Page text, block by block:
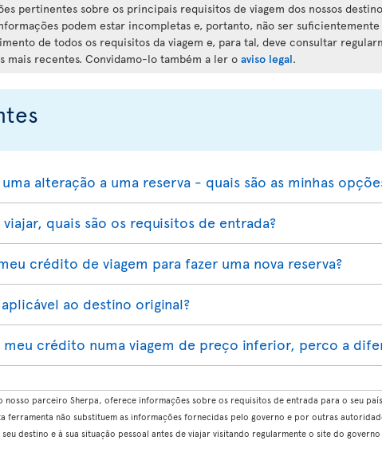
pertinentes sobre os principais requisitos de viagem dos nossos
podem estar incompletas e, portanto, não ser suficientemente
de todos os requisitos da viagem e, para tal, deve consultar
mais recentes. Convidamo-lo também a ler o aviso legal.
alteração a uma reserva - quais são as minhas
quais são os requisitos de entrada?
crédito de viagem para fazer uma nova reserva?
ao destino original?
meu crédito numa viagem de preço inferior, perco a
parceiro Sherpa, oferece informações sobre os requisitos de entrada para o seu
ferramenta não substituem as informações fornecidas pelo governo e por outras
destino e à sua situação pessoal antes de viajar visitando regularmente o site do